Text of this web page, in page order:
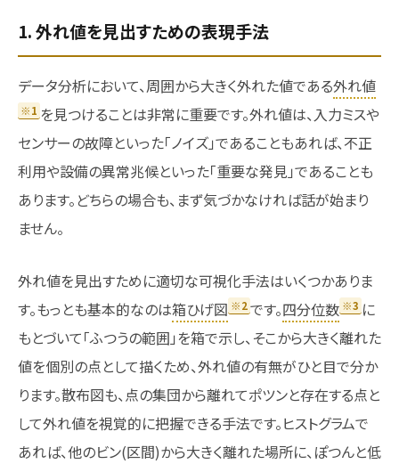
1. 外れ値を見出すための表現手法
データ分析において、周囲から大きく外れた値である外れ値
※1 を見つけることは非常に重要です。外れ値は、入力ミスや
センサーの故障といった「ノイズ」であることもあれば、不正
利用や設備の異常兆候といった「重要な発見」であることも
あります。どちらの場合も、まず気づかなければ話が始まり
ません。
外れ値を見出すために適切な可視化手法はいくつかありま
す。もっとも基本的なのは箱ひげ図 ※2です。四分位数 ※3 に
もとづいて「ふつうの範囲」を箱で示し、そこから大きく離れた
値を個別の点として描くため、外れ値の有無がひと目で分か
ります。散布図も、点の集団から離れてポツンと存在する点と
して外れ値を視覚的に把握できる手法です。ヒストグラムで
あれば、他のビン(区間)から大きく離れた場所に、ぽつんと低